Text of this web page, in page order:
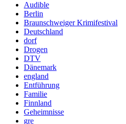
Audible
Berlin
Braunschweiger Krimifestival
Deutschland
dorf
Drogen
DTV
Dänemark
england
Entführung
Familie
Finnland
Geheimnisse
gre